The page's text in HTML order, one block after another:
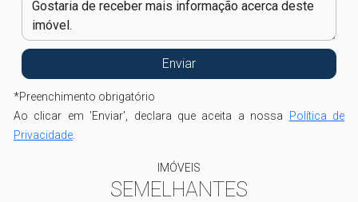
*Preenchimento obrigatório
Ao clicar em 'Enviar', declara que aceita a nossa Política de
Privacidade
IMÓVEIS
SEMELHANTES